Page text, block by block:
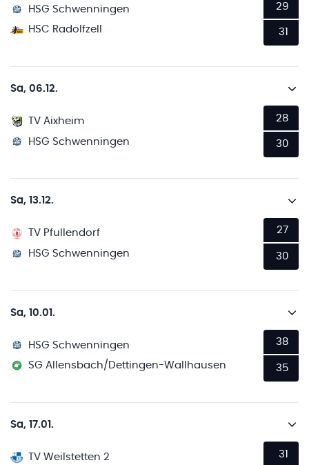
HSG Schwenningen
HSC Radolfzell
29
31
Sa, 06.12.
TV Aixheim
HSG Schwenningen
28
30
Sa, 13.12.
TV Pfullendorf
HSG Schwenningen
27
30
Sa, 10.01.
HSG Schwenningen
SG Allensbach/Dettingen-Wallhausen
38
35
Sa, 17.01.
TV Weilstetten 2 31